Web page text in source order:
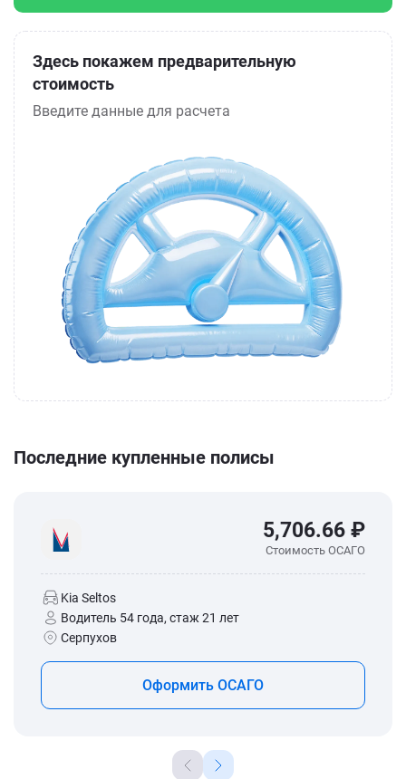
Здесь покажем предварительную
стоимость
Введите данные для расчета
Последние купленные полисы
5,706.66 ₽
Стоимость ОСАГО
Kia Seltos
Водитель 54 года, стаж 21 лет
Серпухов
Оформить ОСАГО